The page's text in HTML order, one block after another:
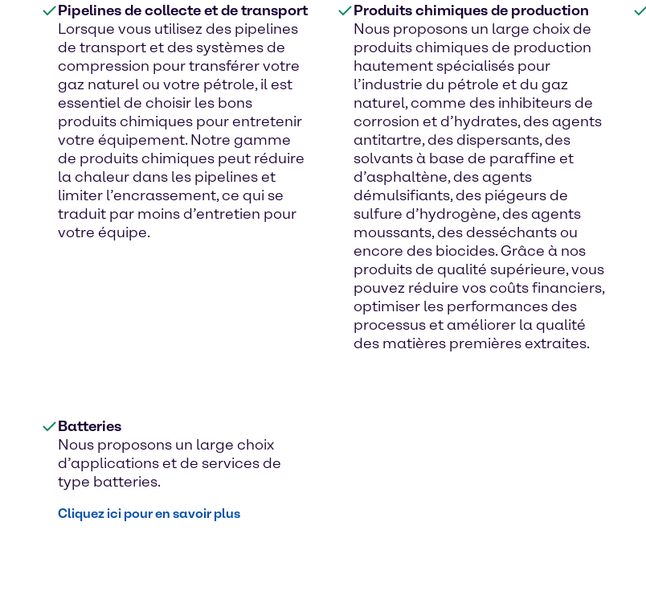
Pipelines de collecte et de transport
Lorsque vous utilisez des pipelines
de transport et des systèmes de
compression pour transférer votre
gaz naturel ou votre pétrole, il est
essentiel de choisir les bons
produits chimiques pour entretenir
votre équipement. Notre gamme
de produits chimiques peut réduire
la chaleur dans les pipelines et
limiter l’encrassement, ce qui se
traduit par moins d’entretien pour
votre équipe.
Produits chimiques de production
Nous proposons un large choix de
produits chimiques de production
hautement spécialisés pour
l’industrie du pétrole et du gaz
naturel, comme des inhibiteurs de
corrosion et d’hydrates, des agents
antitartre, des dispersants, des
solvants à base de paraffine et
d’asphaltène, des agents
démulsifiants, des piégeurs de
sulfure d’hydrogène, des agents
moussants, des desséchants ou
encore des biocides. Grâce à nos
produits de qualité supérieure, vous
pouvez réduire vos coûts financiers,
optimiser les performances des
processus et améliorer la qualité
des matières premières extraites.
Batteries
Nous proposons un large choix
d’applications et de services de
type batteries.
Cliquez ici pour en savoir plus